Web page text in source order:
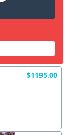
$1195.00
Envoyez